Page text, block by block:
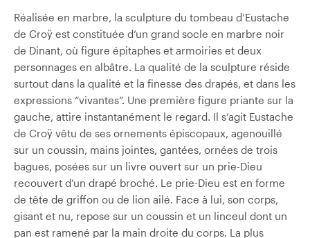
Réalisée en marbre, la sculpture du tombeau d’Eustache
de Croÿ est constituée d’un grand socle en marbre noir
de Dinant, où figure épitaphes et armoiries et deux
personnages en albâtre. La qualité de la sculpture réside
surtout dans la qualité et la finesse des drapés, et dans les
expressions “vivantes”. Une première figure priante sur la
gauche, attire instantanément le regard. Il s’agit Eustache
de Croÿ vêtu de ses ornements épiscopaux, agenouillé
sur un coussin, mains jointes, gantées, ornées de trois
bagues, posées sur un livre ouvert sur un prie-Dieu
recouvert d’un drapé broché. Le prie-Dieu est en forme
de tête de griffon ou de lion ailé. Face à lui, son corps,
gisant et nu, repose sur un coussin et un linceul dont un
pan est ramené par la main droite du corps. La plus